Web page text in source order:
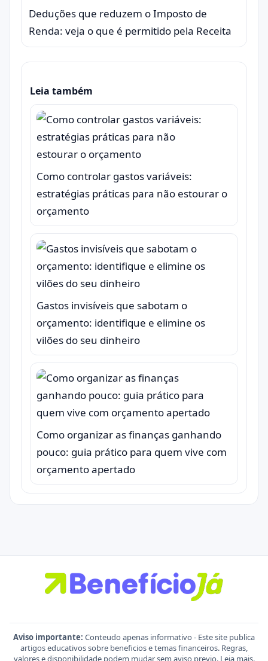
Deduções que reduzem o Imposto de
Renda: veja o que é permitido pela Receita
Leia também
Como controlar gastos variáveis:
estratégias práticas para não estourar o
orçamento
Gastos invisíveis que sabotam o
orçamento: identifique e elimine os
vilões do seu dinheiro
Como organizar as finanças ganhando
pouco: guia prático para quem vive com
orçamento apertado
Aviso importante: Conteudo apenas informativo - Este site publica
artigos educativos sobre beneficios e temas financeiros. Regras,
valores e disponibilidade podem mudar sem aviso previo. Leia mais.